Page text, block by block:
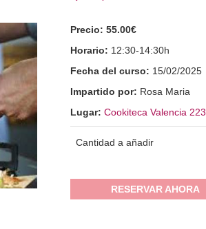
Precio:55.00€
Horario: 12:30-14:30h
Fecha del curso: 15/02/2025
Impartido por: Rosa Maria
Lugar:Cookiteca Valencia 223
Cantidad a añadir
RESERVAR AHORA